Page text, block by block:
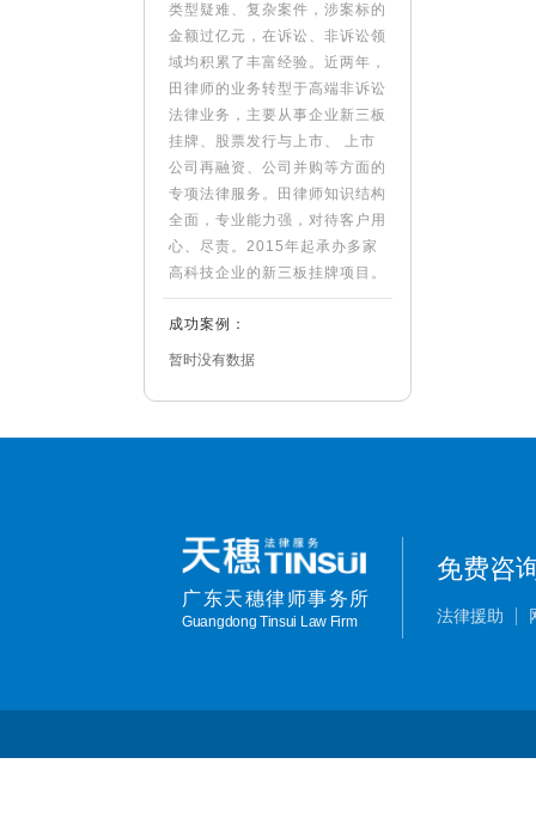
类型疑难、复杂案件，涉案标的
金额过亿元，在诉讼、非诉讼领
域均积累了丰富经验。近两年，
田律师的业务转型于高端非诉讼
法律业务，主要从事企业新三板
挂牌、股票发行与上市、 上市
公司再融资、公司并购等方面的
专项法律服务。田律师知识结构
全面，专业能力强，对待客户用
心、尽责。2015年起承办多家
高科技企业的新三板挂牌项目。
成功案例：
暂时没有数据
广东天穗律师事务所
Guangdong Tinsui Law Firm
免费咨
法律援助